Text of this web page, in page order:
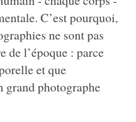
C’est pourquoi,
ne sont pas
de l’époque : parce
et que
grand photographe